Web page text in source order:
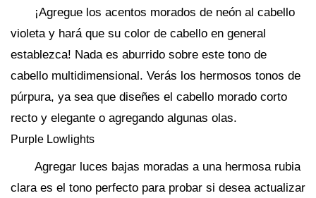
¡Agregue los acentos morados de neón al cabello
violeta y hará que su color de cabello en general
establezca! Nada es aburrido sobre este tono de
cabello multidimensional. Verás los hermosos tonos de
púrpura, ya sea que diseñes el cabello morado corto
recto y elegante o agregando algunas olas.
Purple Lowlights
Agregar luces bajas moradas a una hermosa rubia
clara es el tono perfecto para probar si desea actualizar